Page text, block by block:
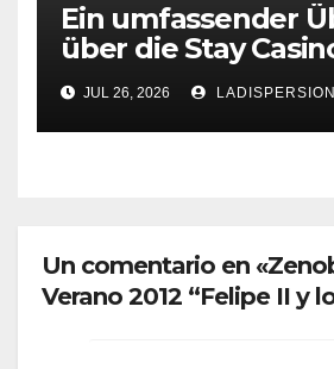
Ein umfassender
über die Stay
JUL 26, 2026
Un comentario en
Verano 2012 “Felipe II y